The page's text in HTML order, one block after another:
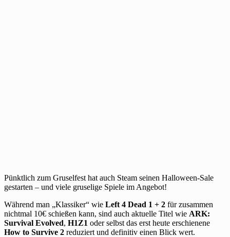
Pünktlich zum Gruselfest hat auch Steam seinen Halloween-Sale
gestarten – und viele gruselige Spiele im Angebot!
Während man „Klassiker“ wie Left 4 Dead 1 + 2 für zusammen
nichtmal 10€ schießen kann, sind auch aktuelle Titel wie ARK:
Survival Evolved, H1Z1 oder selbst das erst heute erschienene
How to Survive 2 reduziert und definitiv einen Blick wert.